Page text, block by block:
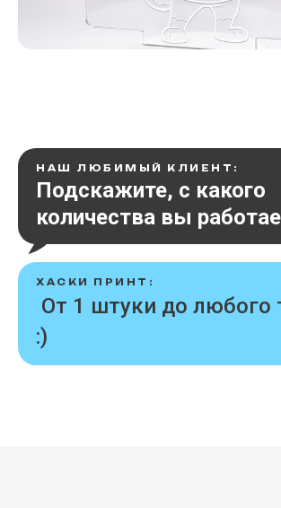
НАШ ЛЮБИМЫЙ КЛИЕНТ:
Подскажите, с какого
количества вы
ХАСКИ ПРИНТ:
От 1 штуки до любого
:)